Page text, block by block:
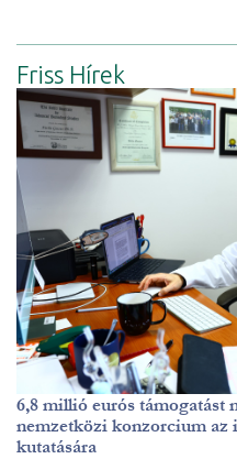
Friss Hírek
6,8 millió eurós támogatást
nemzetközi konzorcium az
kutatására